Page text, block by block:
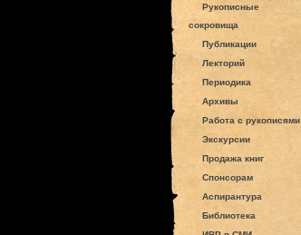
Рукописные
сокровища
Публикации
Лекторий
Периодика
Архивы
Работа с рукописями
Экскурсии
Продажа книг
Спонсорам
Аспирантура
Библиотека